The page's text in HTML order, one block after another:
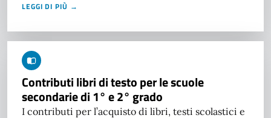
LEGGI DI PIÙ →
Contributi libri di testo per le scuole
secondarie di 1° e 2° grado
I contributi per l’acquisto di libri, testi scolastici e